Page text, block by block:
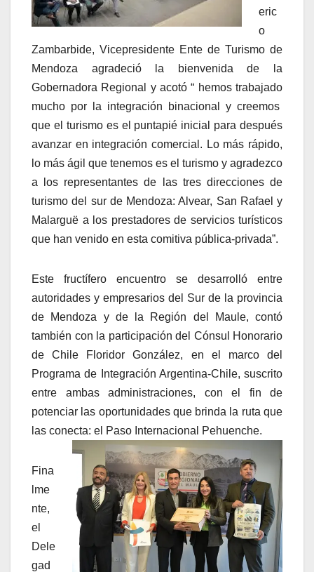
eric
o
Zambarbide, Vicepresidente Ente de Turismo de
Mendoza agradeció la bienvenida de la
Gobernadora Regional y acotó “ hemos trabajado
mucho por la integración binacional y creemos
que el turismo es el puntapié inicial para después
avanzar en integración comercial. Lo más rápido,
lo más ágil que tenemos es el turismo y agradezco
a los representantes de las tres direcciones de
turismo del sur de Mendoza: Alvear, San Rafael y
Malarguë a los prestadores de servicios turísticos
que han venido en esta comitiva pública-privada”.
Este fructífero encuentro se desarrolló entre
autoridades y empresarios del Sur de la provincia
de Mendoza y de la Región del Maule, contó
también con la participación del Cónsul Honorario
de Chile Floridor González, en el marco del
Programa de Integración Argentina-Chile, suscrito
entre ambas administraciones, con el fin de
potenciar las oportunidades que brinda la ruta que
las conecta: el Paso Internacional Pehuenche.
Fina
lme
nte,
el
Dele
gad